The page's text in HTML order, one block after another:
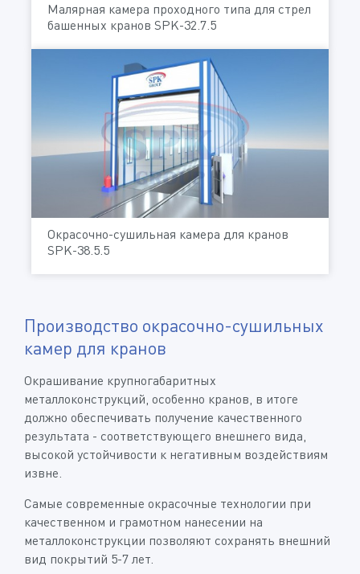
Малярная камера проходного типа для стрел
башенных кранов SPK-32.7.5
Окрасочно-сушильная камера для кранов
SPK-38.5.5
Производство окрасочно-сушильных
камер для кранов
Окрашивание крупногабаритных
металлоконструкций, особенно кранов, в итоге
должно обеспечивать получение качественного
результата - соответствующего внешнего вида,
высокой устойчивости к негативным воздействиям
извне.
Cамые современные окрасочные технологии при
качественном и грамотном нанесении на
металлоконструкции позволяют сохранять внешний
вид покрытий 5-7 лет.